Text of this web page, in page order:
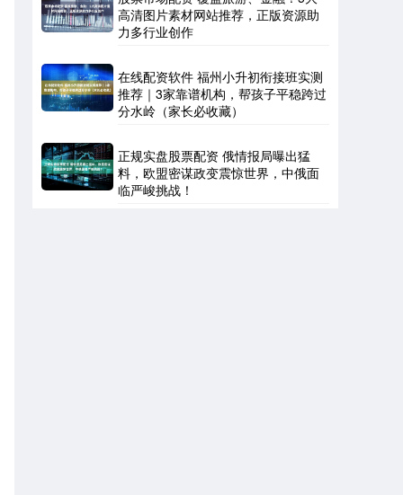
高清图片素材网站推荐，正版资源助
力多行业创作
在线配资软件 福州小升初衔接班实测
推荐｜3家靠谱机构，帮孩子平稳跨过
分水岭（家长必收藏）
正规实盘股票配资 俄情报局曝出猛
料，欧盟密谋政变震惊世界，中俄面
临严峻挑战！